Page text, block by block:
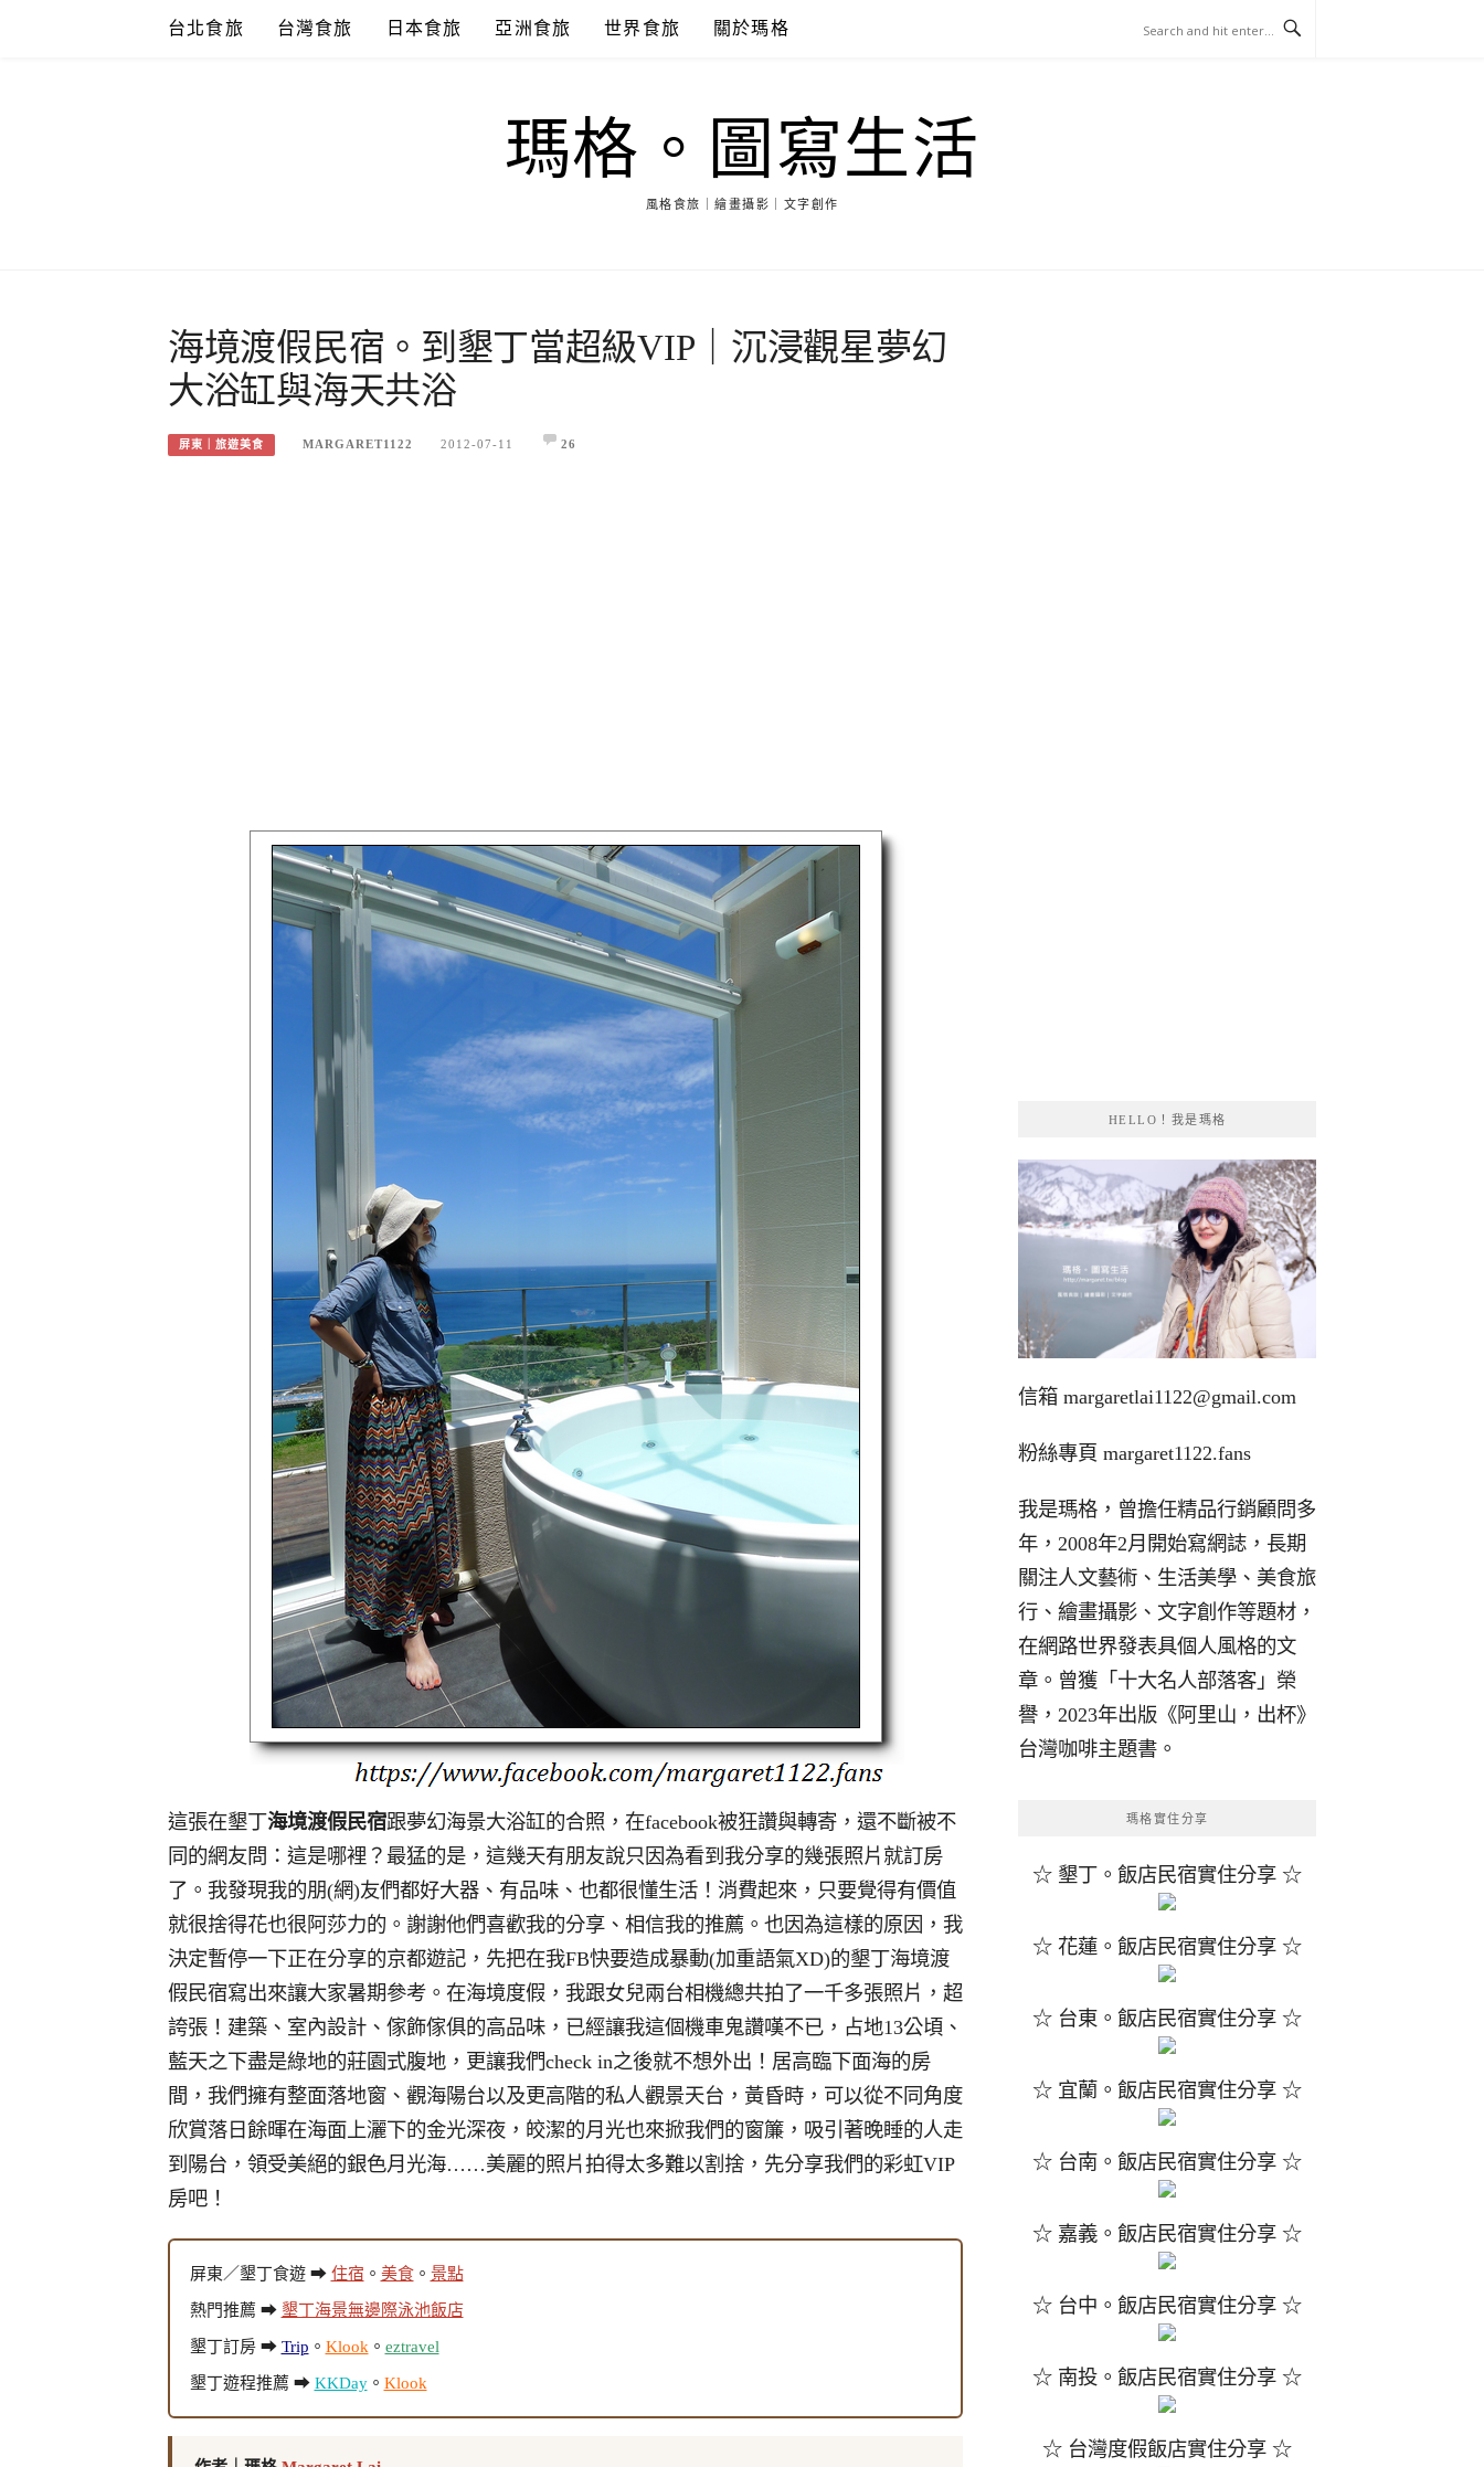
台北食旅 台灣食旅 日本食旅 亞洲食旅 世界食旅 關於瑪格
瑪格。圖寫生活
風格食旅｜繪畫攝影｜文字創作
海境渡假民宿。到墾丁當超級VIP｜沉浸觀星夢幻
大浴缸與海天共浴
屏東｜旅遊美食 MARGARET1122 2012-07-11 26
這張在墾丁海境渡假民宿跟夢幻海景大浴缸的合照，在facebook被狂讚與轉寄，還不斷被不
同的網友問：這是哪裡？最猛的是，這幾天有朋友說只因為看到我分享的幾張照片就訂房
了。我發現我的朋(網)友們都好大器、有品味、也都很懂生活！消費起來，只要覺得有價值
就很捨得花也很阿莎力的。謝謝他們喜歡我的分享、相信我的推薦。也因為這樣的原因，我
決定暫停一下正在分享的京都遊記，先把在我FB快要造成暴動(加重語氣XD)的墾丁海境渡
假民宿寫出來讓大家暑期參考。在海境度假，我跟女兒兩台相機總共拍了一千多張照片，超
誇張！建築、室內設計、傢飾傢俱的高品味，已經讓我這個機車鬼讚嘆不已，占地13公頃、
藍天之下盡是綠地的莊園式腹地，更讓我們check in之後就不想外出！居高臨下面海的房
間，我們擁有整面落地窗、觀海陽台以及更高階的私人觀景天台，黃昏時，可以從不同角度
欣賞落日餘暉在海面上灑下的金光深夜，皎潔的月光也來掀我們的窗簾，吸引著晚睡的人走
到陽台，領受美絕的銀色月光海……美麗的照片拍得太多難以割捨，先分享我們的彩虹VIP
房吧！
屏東／墾丁食遊 ➡ 住宿 。 美食。 景點
熱門推薦 ➡ 墾丁海景無邊際泳池飯店
墾丁訂房 ➡ Trip 。 Klook 。 eztravel
墾丁遊程推薦 ➡ KKDay。 Klook
HELLO！我是瑪格
信箱 margaretlai1122@gmail.com
粉絲專頁 margaret1122.fans
我是瑪格，曾擔任精品行銷顧問多
年，2008年2月開始寫網誌，長期
關注人文藝術、生活美學、美食旅
行、繪畫攝影、文字創作等題材，
在網路世界發表具個人風格的文
章。曾獲「十大名人部落客」榮
譽，2023年出版《阿里山，出杯》
台灣咖啡主題書。
瑪格實住分享
☆ 墾丁。飯店民宿實住分享 ☆
☆ 花蓮。飯店民宿實住分享 ☆
☆ 台東。飯店民宿實住分享 ☆
☆ 宜蘭。飯店民宿實住分享 ☆
☆ 台南。飯店民宿實住分享 ☆
☆ 嘉義。飯店民宿實住分享 ☆
☆ 台中。飯店民宿實住分享 ☆
☆ 南投。飯店民宿實住分享 ☆
☆ 台灣度假飯店實住分享 ☆